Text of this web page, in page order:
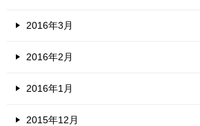
2016年3月
2016年2月
2016年1月
2015年12月